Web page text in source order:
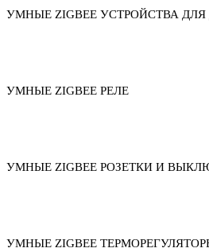
УМНЫЕ ZIGBEE УСТРОЙСТВА
УМНЫЕ ZIGBEE РЕЛЕ
УМНЫЕ ZIGBEE РОЗЕТКИ И
УМНЫЕ ZIGBEE